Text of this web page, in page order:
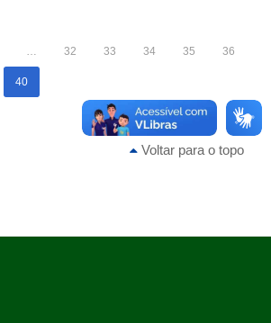
32 33 34 35 36
40
Voltar para o topo